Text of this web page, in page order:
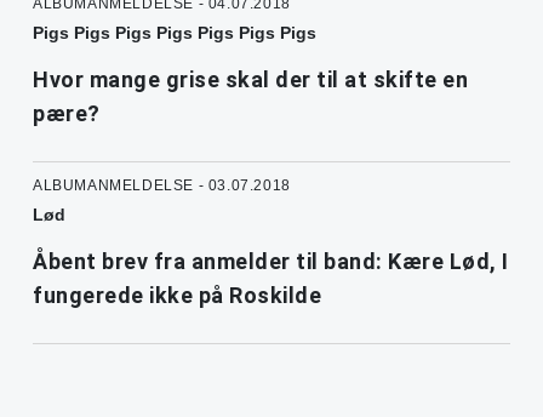
ALBUMANMELDELSE - 04.07.2018
Pigs Pigs Pigs Pigs Pigs Pigs Pigs
Hvor mange grise skal der til at skifte en
pære?
ALBUMANMELDELSE - 03.07.2018
Lød
Åbent brev fra anmelder til band: Kære Lød, I
fungerede ikke på Roskilde